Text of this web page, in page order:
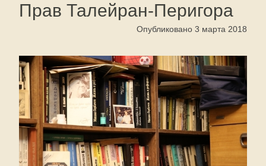
Прав Талейран-Перигора
Опубликовано 3 марта 2018